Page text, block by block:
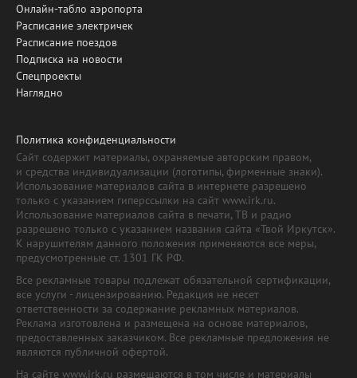
Онлайн-табло аэропорта
Расписание электричек
Расписание поездов
Подписка на новости
Спецпроекты
Наглядно
Политика конфиденциальности
Сайт содержит материалы, охраняемые авторским правом,
и средства индивидуализации (логотипы, фирменные знаки).
Использование материалов сайта в интернете разрешено
только с указанием гиперссылки на сайт www.irk.ru.
Использование материалов сайта в печати, ТВ и радио
разрешено только с указанием названия сайта «Твой Иркутск».
К нарушителям данного положения применяются все меры,
предусмотренные ст. 1301 ГК РФ.
Все рекламные товары подлежат обязательной сертификации,
все услуги - лицензированию. Редакция не несет
ответственности за содержание рекламных материалов.
Реклама изготовлена и размещена на основе материалов,
предоставленных заказчиком. Все рекламные предложения не
являются публичной офертой.
На сайте www.irk.ru размещаются в том числе и материалы